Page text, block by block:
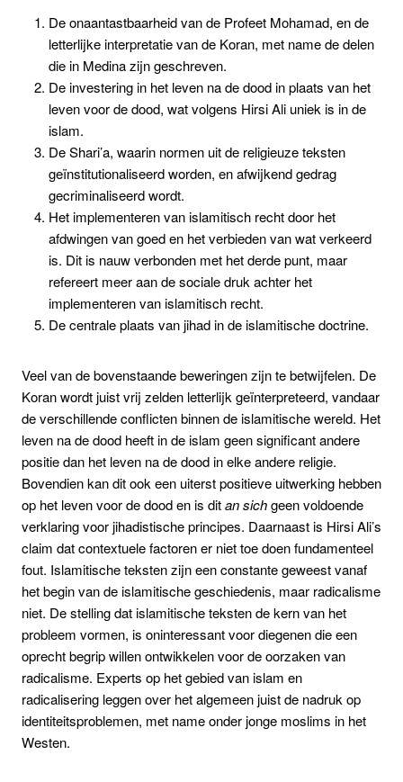
De onaantastbaarheid van de Profeet Mohamad, en de
letterlijke interpretatie van de Koran, met name de delen
die in Medina zijn geschreven.
De investering in het leven na de dood in plaats van het
leven voor de dood, wat volgens Hirsi Ali uniek is in de
islam.
De Shari’a, waarin normen uit de religieuze teksten
geïnstitutionaliseerd worden, en afwijkend gedrag
gecriminaliseerd wordt.
Het implementeren van islamitisch recht door het
afdwingen van goed en het verbieden van wat verkeerd
is. Dit is nauw verbonden met het derde punt, maar
refereert meer aan de sociale druk achter het
implementeren van islamitisch recht.
De centrale plaats van jihad in de islamitische doctrine.
Veel van de bovenstaande beweringen zijn te betwijfelen. De
Koran wordt juist vrij zelden letterlijk geïnterpreteerd, vandaar
de verschillende conflicten binnen de islamitische wereld. Het
leven na de dood heeft in de islam geen significant andere
positie dan het leven na de dood in elke andere religie.
Bovendien kan dit ook een uiterst positieve uitwerking hebben
op het leven voor de dood en is ditan sichgeen voldoende
verklaring voor jihadistische principes. Daarnaast is Hirsi Ali’s
claim dat contextuele factoren er niet toe doen fundamenteel
fout. Islamitische teksten zijn een constante geweest vanaf
het begin van de islamitische geschiedenis, maar radicalisme
niet. De stelling dat islamitische teksten de kern van het
probleem vormen, is oninteressant voor diegenen die een
oprecht begrip willen ontwikkelen voor de oorzaken van
radicalisme. Experts op het gebied van islam en
radicalisering leggen over het algemeen juist de nadruk op
identiteitsproblemen, met name onder jonge moslims in het
Westen.